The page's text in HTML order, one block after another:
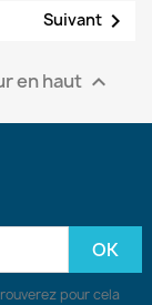
Suivant 
en haut 
pour cela